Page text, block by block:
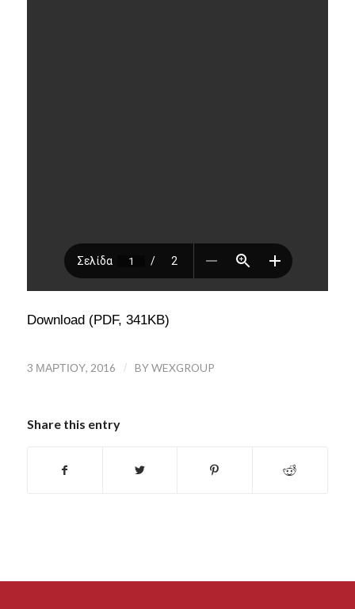
Download (PDF, 341KB)
3 ΜΑΡΤΊΟΥ, 2016 / BYWEXGROUP
Share this entry